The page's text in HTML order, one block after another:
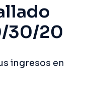
30/20
ingresos en